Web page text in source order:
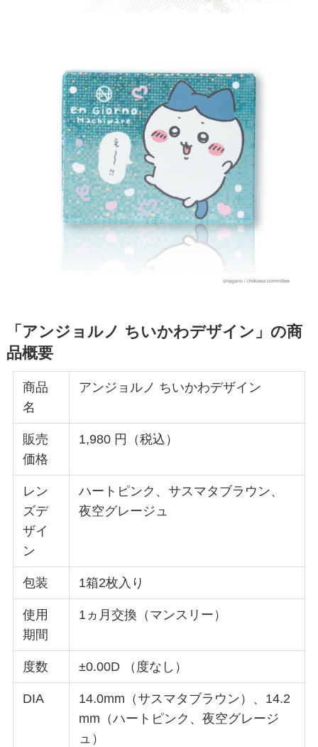
「アンジョルノ ちいかわデザイン」の商
品概要
商品
名
アンジョルノ ちいかわデザイン
販売
価格
1,980 円（税込）
レン
ズデ
ザイ
ン
ハートピンク、サスマタブラウン、
夜空グレージュ
包装 1箱2枚⼊り
使⽤
期間
1ヵ⽉交換（マンスリー）
度数 ±0.00D （度なし）
DIA
14.0mm（サスマタブラウン）、14.2
mm（ハートピンク、夜空グレージ
ュ）